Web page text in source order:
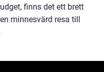
finns det ett brett
minnesvärd resa till